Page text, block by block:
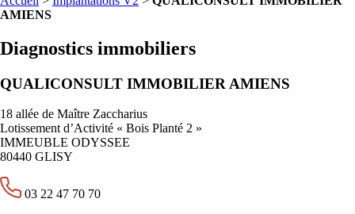
AMIENS
Diagnostics immobiliers
QUALICONSULT IMMOBILIER AMIENS
18 allée de Maître Zaccharius
Lotissement d’Activité « Bois Planté 2 »
IMMEUBLE ODYSSEE
80440 GLISY
03 22 47 70 70